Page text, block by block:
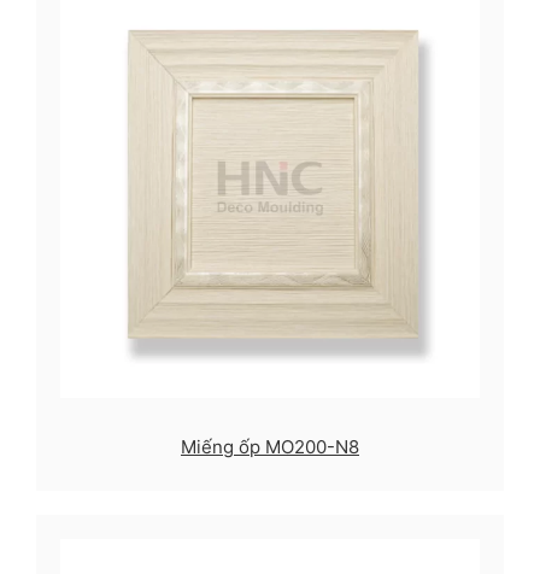
Miếng ốp MO200-N8